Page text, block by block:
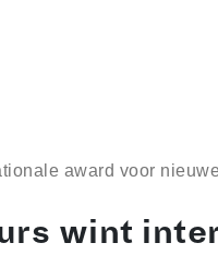
award voor
wint